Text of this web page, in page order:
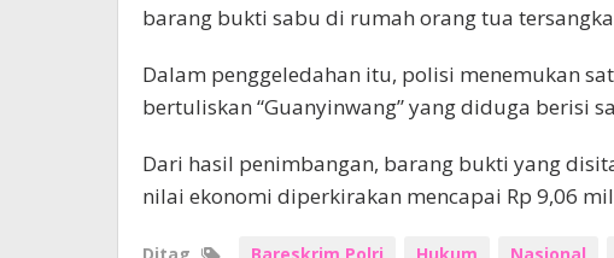
barang bukti sabu di rumah orang tua
Dalam penggeledahan itu, polisi menemukan
bertuliskan “Guanyinwang” yang diduga berisi
Dari hasil penimbangan, barang bukti yang
nilai ekonomi diperkirakan mencapai Rp 9,06